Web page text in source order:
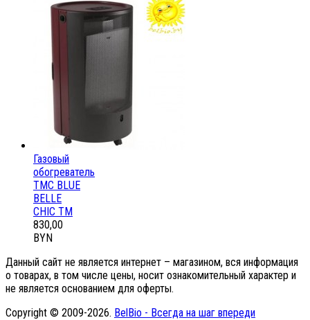
Газовый
обогреватель
ТМС BLUE
BELLE
CHIC ТМ
830,00
BYN
Данный сайт не является интернет – магазином, вся информация
о товарах, в том числе цены, носит ознакомительный характер и
не является основанием для оферты.
Copyright © 2009-2026. BelBio - Всегда на шаг впереди